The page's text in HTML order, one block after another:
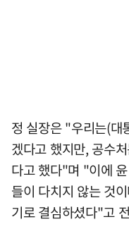
정 실장은 "우리는(대
겠다고 했지만, 공수
다고 했다"며 "이에
들이 다치지 않는 것
기로 결심하셨다"고